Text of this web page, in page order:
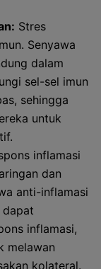
Stres
Senyawa
dalam
sel-sel imun
sehingga
untuk
inflamasi
dan
anti-inflamasi
dapat
inflamasi,
melawan
kolateral.